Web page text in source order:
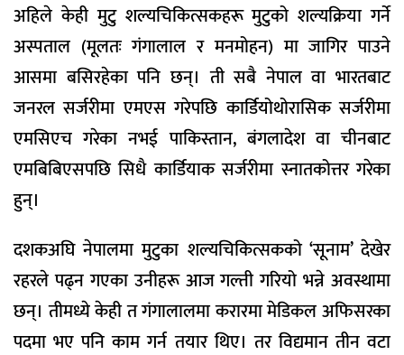
अहिले केही मुटु शल्यचिकित्सकहरू मुटुको शल्यक्रिया गर्ने
अस्पताल (मूलतः गंगालाल र मनमोहन) मा जागिर पाउने
आसमा बसिरहेका पनि छन्। ती सबै नेपाल वा भारतबाट
जनरल सर्जरीमा एमएस गरेपछि कार्डियोथोरासिक सर्जरीमा
एमसिएच गरेका नभई पाकिस्तान, बंगलादेश वा चीनबाट
एमबिबिएसपछि सिधै कार्डियाक सर्जरीमा स्नातकोत्तर गरेका
हुन्।
दशकअघि नेपालमा मुटुका शल्यचिकित्सकको ‘सूनाम’ देखेर
रहरले पढ्न गएका उनीहरू आज गल्ती गरियो भन्ने अवस्थामा
छन्। तीमध्ये केही त गंगालालमा करारमा मेडिकल अफिसरका
पदमा भए पनि काम गर्न तयार थिए। तर विद्यमान तीन वटा